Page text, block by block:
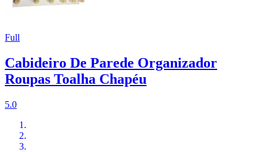
Full
Cabideiro De Parede Organizador
Roupas Toalha Chapéu
5.0